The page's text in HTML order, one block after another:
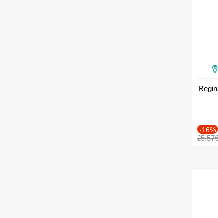
-16%
25.57€